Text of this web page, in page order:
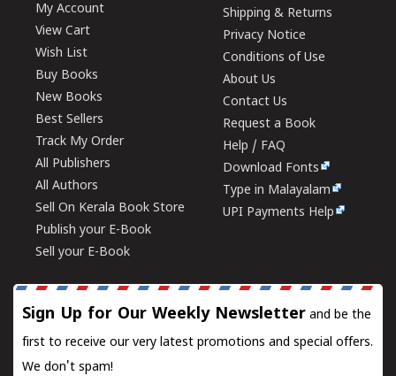
My Account
View Cart
Wish List
Buy Books
New Books
Best Sellers
Track My Order
All Publishers
All Authors
Sell On Kerala Book Store
Publish your E-Book
Sell your E-Book
Shipping & Returns
Privacy Notice
Conditions of Use
About Us
Contact Us
Request a Book
Help / FAQ
Download Fonts
Type in Malayalam
UPI Payments Help
Sign Up for Our Weekly Newsletter and be the
first to receive our very latest promotions and special offers.
We don't spam!